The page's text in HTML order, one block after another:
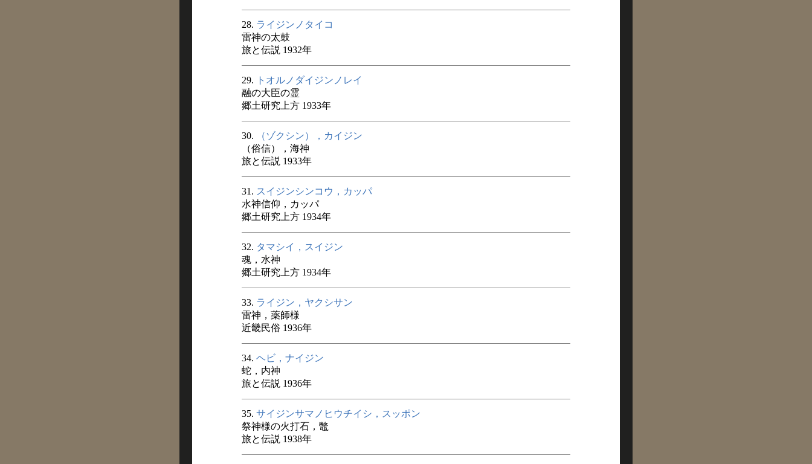
28. ライジンノタイコ
雷神の太鼓
旅と伝説 1932年
29.
トオルノダイジンノレイ
融の大臣の霊
郷土研究上方 1933年
30.
（ゾクシン），カイジン
（俗信），海神
旅と伝説 1933年
31. スイジンシンコウ，カッパ
水神信仰，カッパ
郷土研究上方 1934年
32. タマシイ，スイジン
魂，水神
郷土研究上方 1934年
33. ライジン，ヤクシサン
雷神，薬師様
近畿民俗 1936年
34. ヘビ，ナイジン
蛇，内神
旅と伝説 1936年
35. サイジンサマノヒウチイシ，スッポン
祭神様の火打石，鼈
旅と伝説 1938年